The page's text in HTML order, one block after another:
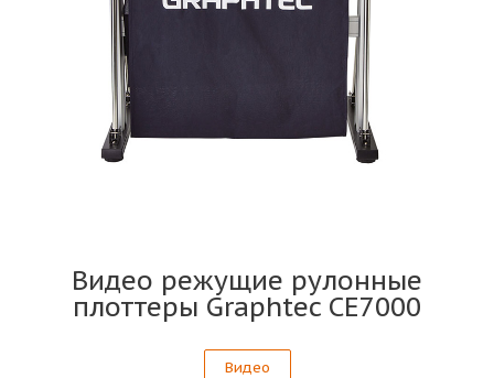
Видео режущие рулонные
плоттеры Graphtec CE7000
Видео